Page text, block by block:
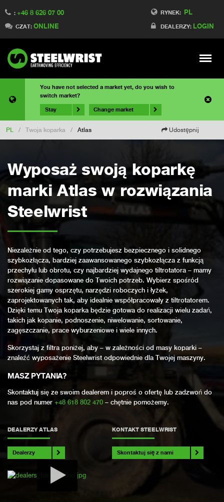
RYNEK: PL
DEALERZY: LOGIN
: +46 8 626 07 00
CZAT: ONLINE
Meny
You have not selected a market yet, do you wish to
switch market?
Stay Change market
PL / Twoja koparka / Atlas Udostępnij
Wyposaż swoją koparkę
marki Atlas w rozwiązania
Steelwrist
Niezależnie od tego, czy potrzebujesz bezpiecznego i solidnego
szybkozłącza, bardziej zaawansowanego szybkozłącza z funkcją
przechyłu lub obrotu, czy najbardziej wydajnego tiltrotatora – mamy
rozwiązanie dopasowane do Twoich potrzeb. Wybierz spośród
szerokiej gamy osprzętu, narzędzi roboczych i łyżek,
zaprojektowanych tak, aby idealnie współpracowały z tiltrotatorem.
Dzięki temu Twoja koparka będzie gotowa do realizacji wielu zadań,
takich jak kopanie, podnoszenie, niwelowanie, sortowanie,
zagęszczanie, prace wyburzeniowe i wiele innych.
Skorzystaj z filtra poniżej, aby – w zależności od masy koparki –
znaleźć wyposażenie Steelwrist odpowiednie dla Twojej maszyny.
MASZ PYTANIA?
Skontaktuj się ze swoim dealerem i poproś o ofertę lub zadzwoń do
nas pod numer +48 618 802 470 – chętnie pomożemy.
DEALERZY ATLAS
Dealerzy
KONTAKT STEELWRIST
Skontaktuj się z nami